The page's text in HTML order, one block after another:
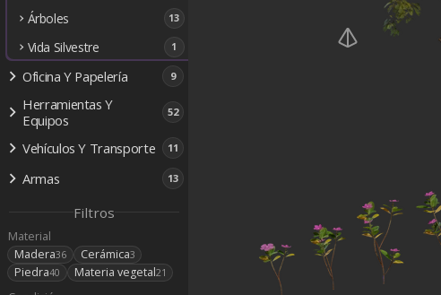
Árboles 13
Vida Silvestre 1
Oficina Y Papelería 9
Herramientas Y
Equipos
52
Vehículos Y Transporte 11
Armas 13
Filtros
Material
Madera36 Cerámica3
Piedra40 Materia vegetal21